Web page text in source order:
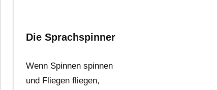
Die Sprachspinner
Wenn Spinnen spinnen
und Fliegen fliegen,